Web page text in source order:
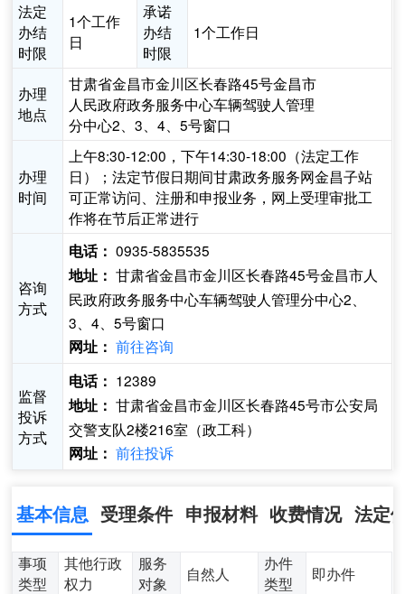
法定
办结
时限
1个工作
日
承诺
办结
时限
1个工作日
办理
地点
甘肃省金昌市金川区长春路45号金昌市
人民政府政务服务中心车辆驾驶人管理
分中心2、3、4、5号窗口
办理
时间
上午8:30-12:00，下午14:30-18:00（法定工作
日）；法定节假日期间甘肃政务服务网金昌子站
可正常访问、注册和申报业务，网上受理审批工
作将在节后正常进行
咨询
方式
电话： 0935-5835535
地址： 甘肃省金昌市金川区长春路45号金昌市人
民政府政务服务中心车辆驾驶人管理分中心2、
3、4、5号窗口
网址： 前往咨询
监督
投诉
方式
电话： 12389
地址： 甘肃省金昌市金川区长春路45号市公安局
交警支队2楼216室（政工科）
网址： 前往投诉
基本信息 受理条件 申报材料 收费情况 法定
事项
类型
其他行政
权力
服务
对象
自然人
办件
类型
即办件